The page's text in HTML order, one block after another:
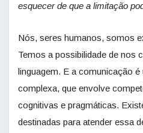
esquecer de que a limitação
Nós, seres humanos, somos
Temos a possibilidade de nos
linguagem. E a comunicação
complexa, que envolve
cognitivas e pragmáticas.
destinadas para atender essa